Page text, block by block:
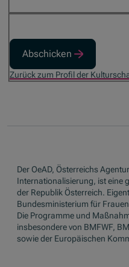
Abschicken
Zurück zum Profil der
Der OeAD, Österreichs
Internationalisierung, ist eine
der Republik Österreich.
Bundesministerium für
Die Programme und
insbesondere von BMFWF,
sowie der Europäischen